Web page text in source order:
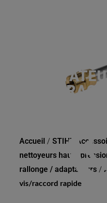
À VIS/
Accueil / STIHL
nettoyeurs haute
rallonge / adaptateurs /
vis/raccord rapide